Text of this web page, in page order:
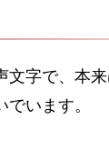
文字で、本
います。